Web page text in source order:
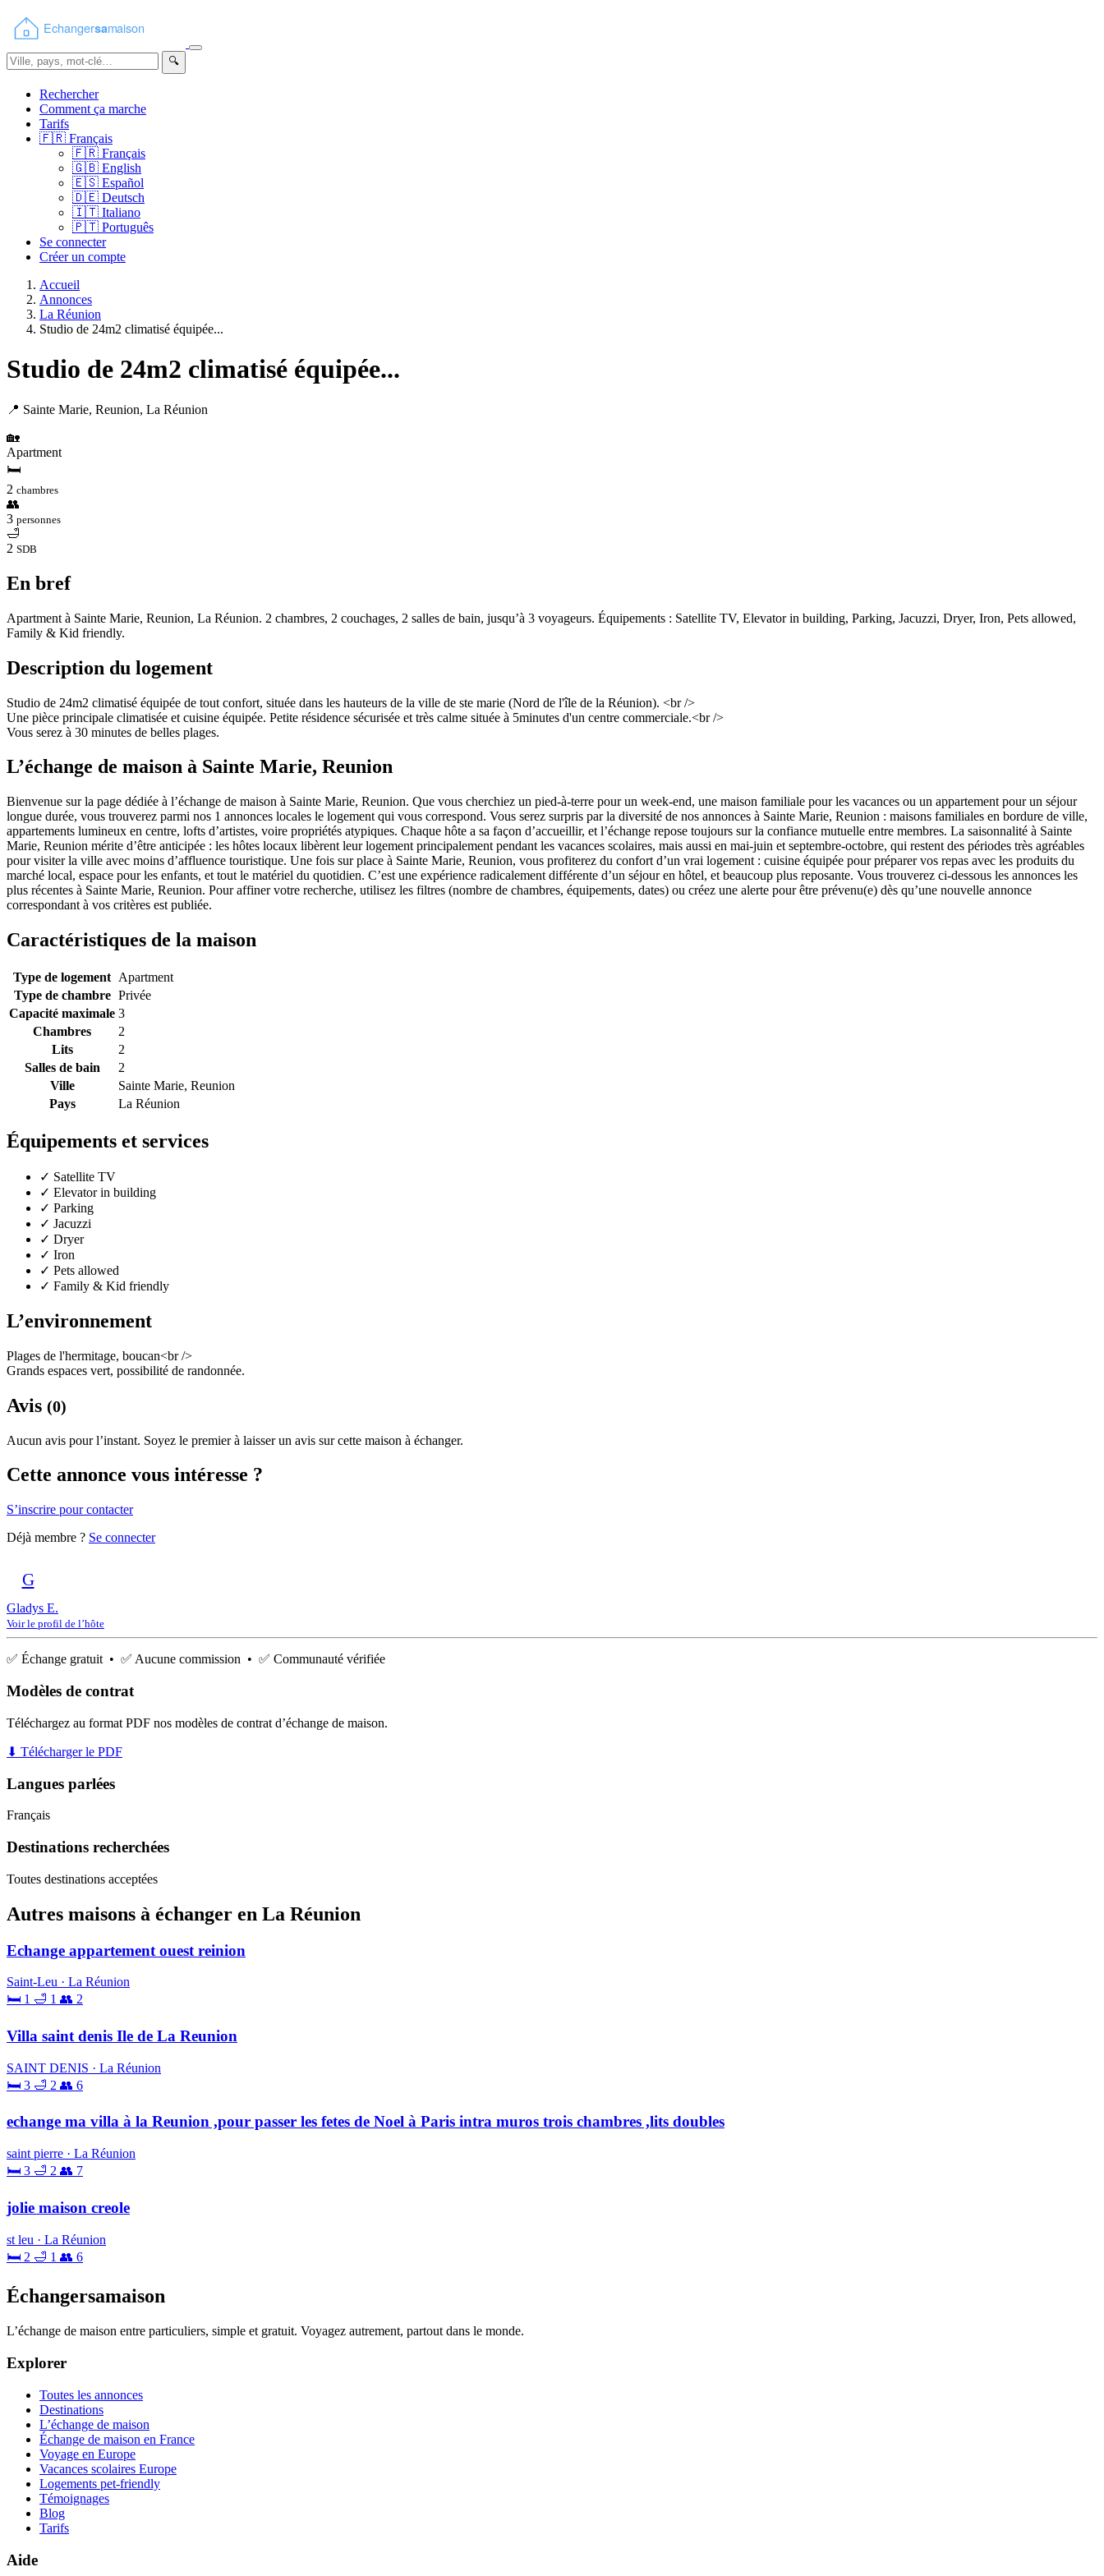
🔍
Rechercher
Comment ça marche
Tarifs
🇫🇷 Français
🇫🇷 Français
🇬🇧 English
🇪🇸 Español
🇩🇪 Deutsch
🇮🇹 Italiano
🇵🇹 Português
Se connecter
Créer un compte
Accueil
Annonces
La Réunion
Studio de 24m2 climatisé équipée...
Studio de 24m2 climatisé équipée...
📍 Sainte Marie, Reunion, La Réunion
🏡
Apartment
🛏
2 chambres
👥
3 personnes
🛁
2 SDB
En bref
Apartment à Sainte Marie, Reunion, La Réunion. 2 chambres, 2 couchages, 2 salles de bain, jusqu’à 3 voyageurs. Équipements : Satellite TV, Elevator in building, Parking, Jacuzzi, Dryer, Iron, Pets allowed,
Family & Kid friendly.
Description du logement
Studio de 24m2 climatisé équipée de tout confort, située dans les hauteurs de la ville de ste marie (Nord de l'île de la Réunion). <br />
Une pièce principale climatisée et cuisine équipée. Petite résidence sécurisée et très calme située à 5minutes d'un centre commerciale.<br />
Vous serez à 30 minutes de belles plages.
L’échange de maison à Sainte Marie, Reunion
Bienvenue sur la page dédiée à l’échange de maison à Sainte Marie, Reunion. Que vous cherchiez un pied-à-terre pour un week-end, une maison familiale pour les vacances ou un appartement pour un séjour
longue durée, vous trouverez parmi nos 1 annonces locales le logement qui vous correspond. Vous serez surpris par la diversité de nos annonces à Sainte Marie, Reunion : maisons familiales en bordure de ville,
appartements lumineux en centre, lofts d’artistes, voire propriétés atypiques. Chaque hôte a sa façon d’accueillir, et l’échange repose toujours sur la confiance mutuelle entre membres. La saisonnalité à Sainte
Marie, Reunion mérite d’être anticipée : les hôtes locaux libèrent leur logement principalement pendant les vacances scolaires, mais aussi en mai-juin et septembre-octobre, qui restent des périodes très agréables
pour visiter la ville avec moins d’affluence touristique. Une fois sur place à Sainte Marie, Reunion, vous profiterez du confort d’un vrai logement : cuisine équipée pour préparer vos repas avec les produits du
marché local, espace pour les enfants, et tout le matériel du quotidien. C’est une expérience radicalement différente d’un séjour en hôtel, et beaucoup plus reposante. Vous trouverez ci-dessous les annonces les
plus récentes à Sainte Marie, Reunion. Pour affiner votre recherche, utilisez les filtres (nombre de chambres, équipements, dates) ou créez une alerte pour être prévenu(e) dès qu’une nouvelle annonce
correspondant à vos critères est publiée.
Caractéristiques de la maison
Type de logement Apartment
Type de chambre Privée
Capacité maximale 3
Chambres
2
Lits
2
Salles de bain
2
Ville
Sainte Marie, Reunion
Pays
La Réunion
Équipements et services
✓ Satellite TV
✓ Elevator in building
✓ Parking
✓ Jacuzzi
✓ Dryer
✓ Iron
✓ Pets allowed
✓ Family & Kid friendly
L’environnement
Plages de l'hermitage, boucan<br />
Grands espaces vert, possibilité de randonnée.
Avis (0)
Aucun avis pour l’instant. Soyez le premier à laisser un avis sur cette maison à échanger.
Cette annonce vous intéresse ?
S’inscrire pour contacter
Déjà membre ? Se connecter
G
Gladys E.
Voir le profil de l’hôte
✅ Échange gratuit • ✅ Aucune commission • ✅ Communauté vérifiée
Modèles de contrat
Téléchargez au format PDF nos modèles de contrat d’échange de maison.
⬇ Télécharger le PDF
Langues parlées
Français
Destinations recherchées
Toutes destinations acceptées
Autres maisons à échanger en La Réunion
Echange appartement ouest reinion
Saint-Leu · La Réunion
🛏 1 🛁 1 👥 2
Villa saint denis Ile de La Reunion
SAINT DENIS · La Réunion
🛏 3 🛁 2 👥 6
echange ma villa à la Reunion ,pour passer les fetes de Noel à Paris intra muros trois chambres ,lits doubles
saint pierre · La Réunion
🛏 3 🛁 2 👥 7
jolie maison creole
st leu · La Réunion
🛏 2 🛁 1 👥 6
Échangersamaison
L’échange de maison entre particuliers, simple et gratuit. Voyagez autrement, partout dans le monde.
Explorer
Toutes les annonces
Destinations
L’échange de maison
Échange de maison en France
Voyage en Europe
Vacances scolaires Europe
Logements pet-friendly
Témoignages
Blog
Tarifs
Aide